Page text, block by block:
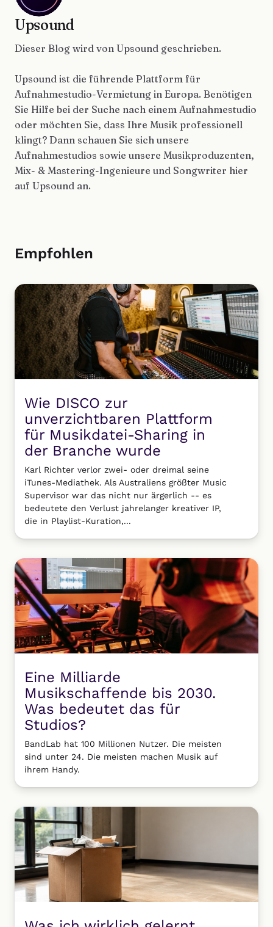
Upsound
Dieser Blog wird von Upsound geschrieben.
Upsound ist die führende Plattform für
Aufnahmestudio-Vermietung in Europa. Benötigen
Sie Hilfe bei der Suche nach einem Aufnahmestudio
oder möchten Sie, dass Ihre Musik professionell
klingt? Dann schauen Sie sich unsere
Aufnahmestudios sowie unsere Musikproduzenten,
Mix- & Mastering-Ingenieure und Songwriter hier
auf Upsound an.
Empfohlen
Wie DISCO zur
unverzichtbaren Plattform
für Musikdatei-Sharing in
der Branche wurde
Karl Richter verlor zwei- oder dreimal seine
iTunes-Mediathek. Als Australiens größter Music
Supervisor war das nicht nur ärgerlich -- es
bedeutete den Verlust jahrelanger kreativer IP,
die in Playlist-Kuration,...
Eine Milliarde
Musikschaffende bis 2030.
Was bedeutet das für
Studios?
BandLab hat 100 Millionen Nutzer. Die meisten
sind unter 24. Die meisten machen Musik auf
ihrem Handy.